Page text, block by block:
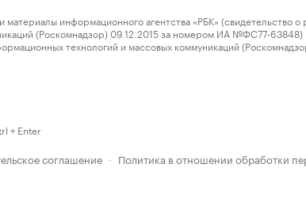
информационного агентства «РБК» (свидетельство о
(Роскомнадзор) 09.12.2015 за номером ИА №ФС77-63848)
технологий и массовых коммуникаций
+ Enter
соглашение · Политика в отношении обработки